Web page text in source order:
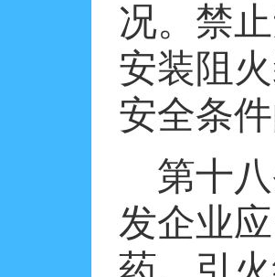
况。禁
安装阻
安全条
第十
发企业